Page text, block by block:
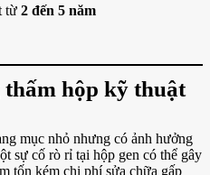
từ 2 đến 5 năm
thấm hộp kỹ thuật
mục nhỏ nhưng có ảnh hưởng
sự cố rò rỉ tại hộp gen có thể gây
tốn kém chi phí sửa chữa gấp